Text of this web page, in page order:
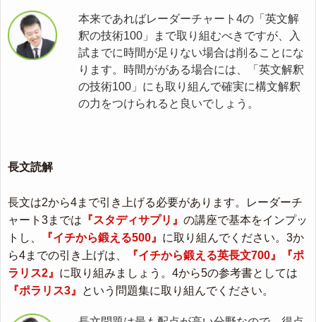
本来であればレーダーチャート4の「英文解
釈の技術100」まで取り組むべきですが、入
試までに時間が足りない場合は削ることにな
ります。時間ががある場合には、「英文解釈
の技術100」にも取り組んで確実に構文解釈
の力をつけられると良いでしょう。
長文読解
長文は2から4まで引き上げる必要があります。レーダーチ
ャート3までは 『スタディサプリ』 の講座で基本をインプッ
トし、
『イチから鍛える500』 に取り組んでください。3か
ら4までの引き上げは、
『イチから鍛える英長文700』『ポ
ラリス2』 に取り組みましょう。4から5の参考書としては
『ポラリス3』
という問題集に取り組んでください。